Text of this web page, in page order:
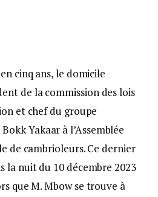
cinq ans, le domicile
de la commission des lois
et chef du groupe
Yakaar à l’Assemblée
de cambrioleurs. Ce dernier
la nuit du 10 décembre 2023
que M. Mbow se trouve à